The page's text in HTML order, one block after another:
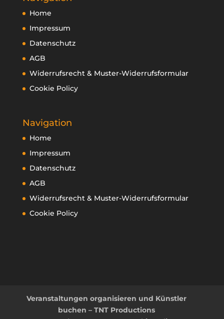
Home
Impressum
Datenschutz
AGB
Widerrufsrecht & Muster-Widerrufsformular
Cookie Policy
Navigation
Home
Impressum
Datenschutz
AGB
Widerrufsrecht & Muster-Widerrufsformular
Cookie Policy
Veranstaltungen organisieren und Künstler
buchen – TNT Productions